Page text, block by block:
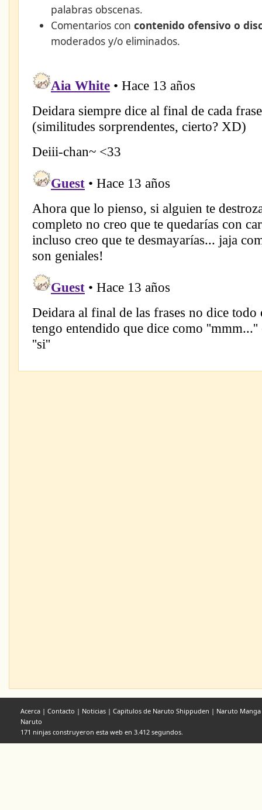
palabras obscenas.
Comentarios con contenido ofensivo o
moderados y/o eliminados.
Acerca | Contacto | Noticias | Capitulos de Naruto Shippuden | Naruto Manga
Naruto
171 ninjas construyeron esta web en 3.412 segundos.